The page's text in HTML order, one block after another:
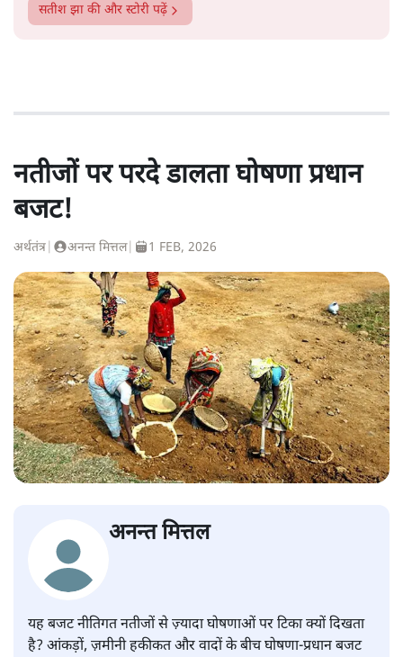
सतीश झा की और स्टोरी पढ़ें
नतीजों पर परदे डालता घोषणा प्रधान
बजट!
अर्थतंत्र अनन्त मित्तल| 1 FEB, 2026
अनन्त मित्तल
यह बजट नीतिगत नतीजों से ज़्यादा घोषणाओं पर टिका क्यों दिखता
है? आंकड़ों, ज़मीनी हकीकत और वादों के बीच घोषणा-प्रधान बजट